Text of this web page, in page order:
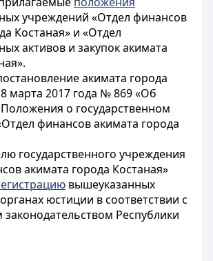
учреждений «Отдел финансов
Костаная» и «Отдел
активов и закупок акимата
акимата города
марта 2017 года № 869 «Об
о государственном
финансов акимата города
государственного учреждения
акимата города Костаная»
вышеуказанных
юстиции в соответствии с
Республики